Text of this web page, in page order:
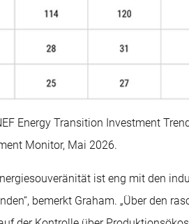
Energy Transition Investment
Monitor, Mai 2026.
ist eng mit den
bemerkt Graham. „Über den